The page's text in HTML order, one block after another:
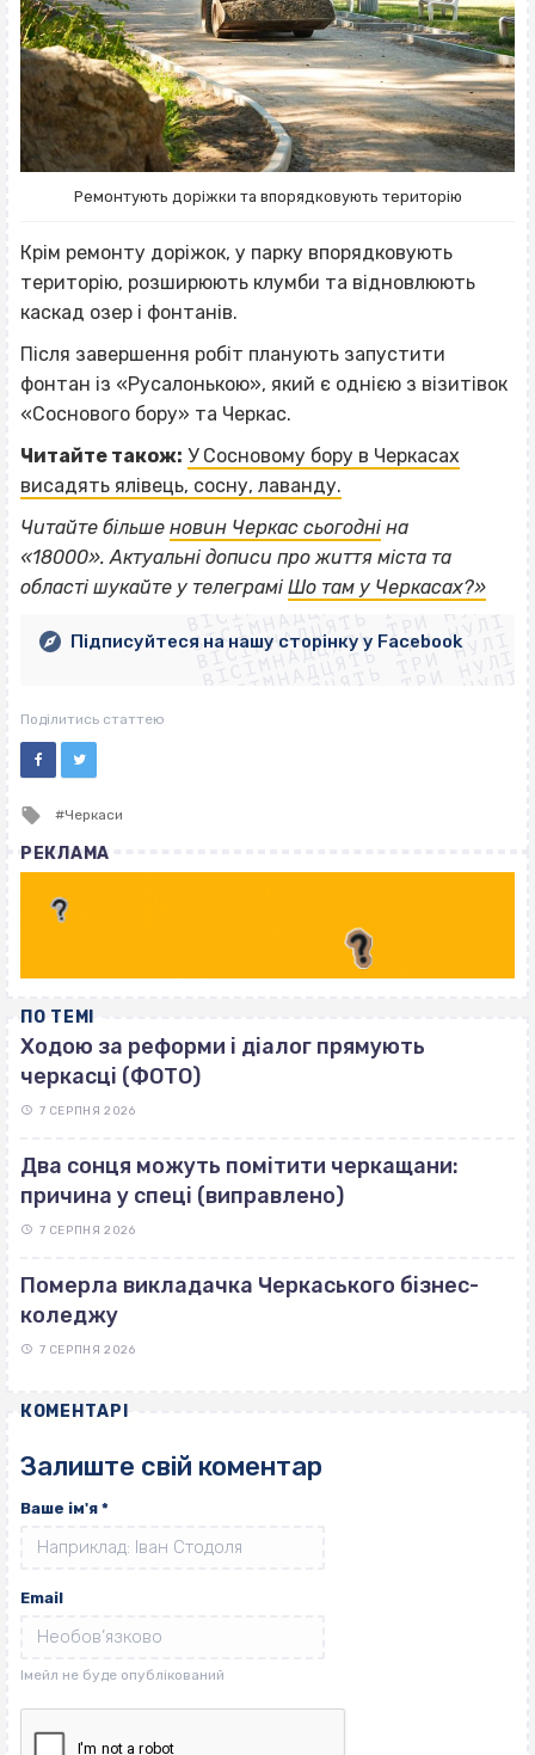
Ремонтують доріжки та впорядковують територію
Крім ремонту доріжок, у парку впорядковують
територію, розширюють клумби та відновлюють
каскад озер і фонтанів.
Після завершення робіт планують запустити
фонтан із «Русалонькою», який є однією з візитівок
«Соснового бору» та Черкас.
Читайте також: У Сосновому бору в Черкасах
висадять ялівець, сосну, лаванду.
Читайте більше новин Черкас сьогодні на
«18000». Актуальні дописи про життя міста та
області шукайте у телеграмі Шо там у Черкасах?»
ВІСІМНАДЦЯТЬ ТРИ НУЛІ
ВІСІМНАДЦЯТЬ ТРИ НУЛІ
ВІСІМНАДЦЯТЬ ТРИ НУЛІ
ВІСІМНАДЦЯТЬ ТРИ НУЛІ
ВІСІМНАДЦЯТЬ ТРИ НУЛІ
ВІСІМНАДЦЯТЬ ТРИ НУЛІ
ВІСІМНАДЦЯТЬ ТРИ НУЛІ
ВІСІМНАДЦЯТЬ ТРИ НУЛІ
Підписуйтеся на нашу сторінку у Facebook
Поділитись статтею
Tagged
Черкаси
РЕКЛАМА
ПО ТЕМІ
Ходою за реформи і діалог прямують
черкасці (ФОТО)
7 СЕРПНЯ 2026
Два сонця можуть помітити черкащани:
причина у спеці (виправлено)
7 СЕРПНЯ 2026
Померла викладачка Черкаського бізнес-
коледжу
7 СЕРПНЯ 2026
КОМЕНТАРІ
Залиште свій коментар
Ваше ім'я *
Email